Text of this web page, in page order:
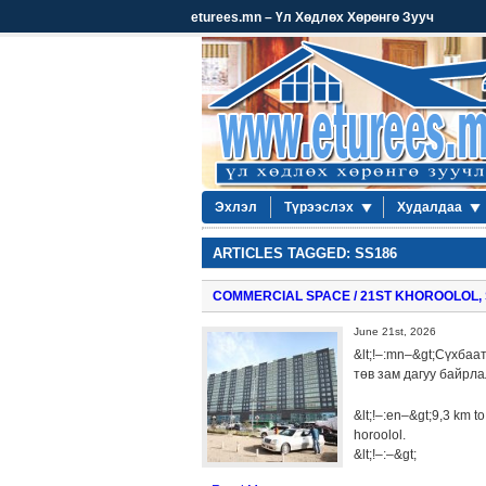
eturees.mn – Үл Хөдлөх Хөрөнгө Зууч
Эхлэл Түрээслэх Худалдаа
ARTICLES TAGGED: SS186
COMMERCIAL SPACE / 21ST
June 21st, 2026
төв зам дагуу
&lt;!–:en–&gt;9,3 km
horoolol.
&lt;!–:–&gt;